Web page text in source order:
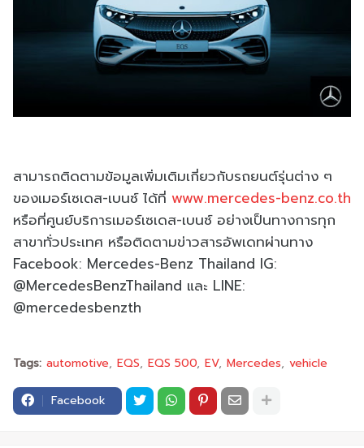
สามารถติดตามข้อมูลเพิ่มเติมเกี่ยวกับรถยนต์รุ่นต่าง ๆ
ของเมอร์เซเดส-เบนซ์ ได้ที่ www.mercedes-benz.co.th
หรือที่ศูนย์บริการเมอร์เซเดส-เบนซ์ อย่างเป็นทางการทุก
สาขาทั่วประเทศ หรือติดตามข่าวสารอัพเดทผ่านทาง
Facebook: Mercedes-Benz Thailand IG:
@MercedesBenzThailand และ LINE:
@mercedesbenzth
Tags: automotive EQS EQS 500 EV Mercedes vehicle
Facebook